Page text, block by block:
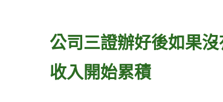
公司三證辦好後如果
收入開始累積